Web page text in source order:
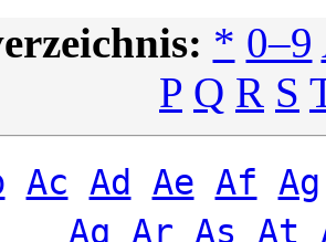
* 0–9
P Q R S
Ac Ad Ae Af
Ag
Aq
Ar As At